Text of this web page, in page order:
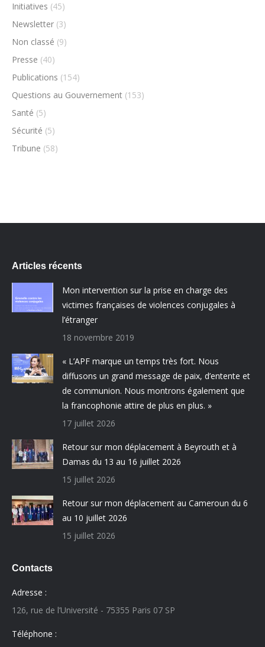
Initiatives (45)
Newsletter (3)
Non classé (9)
Presse (40)
Publications (154)
Questions au Gouvernement (153)
Santé (5)
Sécurité (5)
Tribune (58)
Articles récents
Mon intervention sur la prise en charge des
victimes françaises de violences conjugales à
l’étranger
18 novembre 2019
« L’APF marque un temps très fort. Nous
diffusons un grand message de paix, d’entente et
de communion. Nous montrons également que
la francophonie attire de plus en plus. »
17 juillet 2026
Retour sur mon déplacement à Beyrouth et à
Damas du 13 au 16 juillet 2026
15 juillet 2026
Retour sur mon déplacement au Cameroun du 6
au 10 juillet 2026
15 juillet 2026
Contacts
Adresse :
126, rue de l’Université - 75355 Paris 07 SP
Téléphone :